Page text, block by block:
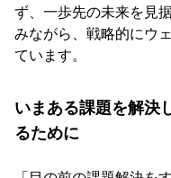
ず、一歩先の未来を見
みながら、戦略的にウ
ています。
いまある課題を解決
るために